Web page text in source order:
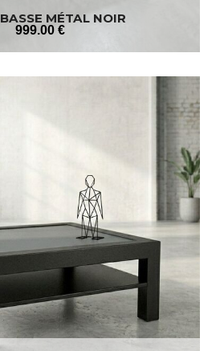
MÉTAL NOIR
999.00 €